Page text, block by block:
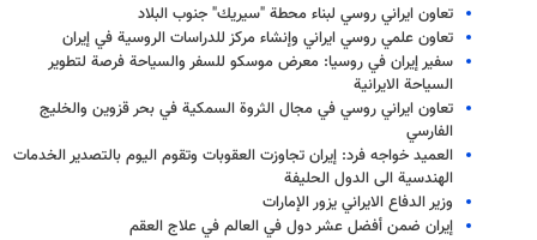
تعاون ايراني روسي لبناء محطة "سيريك" جنوب البلاد
تعاون علمي روسي ايراني وإنشاء مركز للدراسات الروسية في إيران
سفير إيران في روسيا: معرض موسكو للسفر والسیاحة فرصة لتطوير
السياحة الايرانية
تعاون ايراني روسي في مجال الثروة السمكية في بحر قزوين والخليج
الفارسي
العمید خواجه فرد: إيران تجاوزت العقوبات وتقوم اليوم بالتصدير الخدمات
الهندسية الى الدول الحليفة
وزير الدفاع الايراني يزور الإمارات
إيران ضمن أفضل عشر دول في العالم في علاج العقم